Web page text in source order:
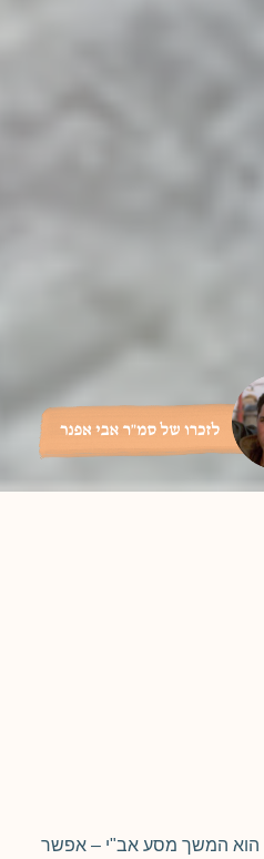
הוא המשך מסע אב"י – אפשר